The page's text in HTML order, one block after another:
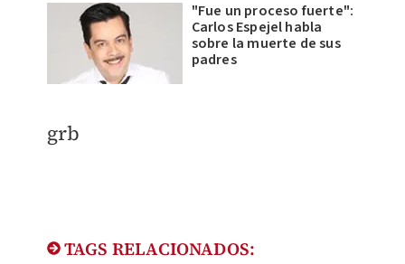
"Fue un proceso fuerte":
Carlos Espejel habla
sobre la muerte de sus
padres
​grb
TAGS RELACIONADOS: